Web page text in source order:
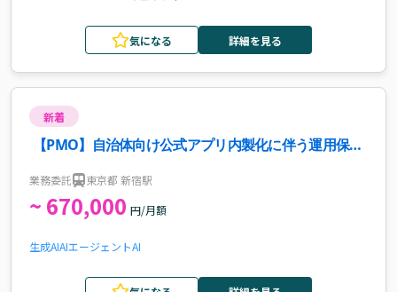
気になる 詳細を見る
新着
【PMO】自治体向け公式アプリ内製化に伴う運用保
業務委託 東京都 新宿駅
~ 670,000 円/月額
生成AIAIエージェントAI